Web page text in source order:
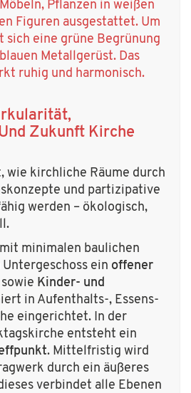
Zukunft Kirche
wie kirchliche Räume durch
und partizipative
werden – ökologisch,
minimalen baulichen
ein offener
sowie Kinder- und
in Aufenthalts-, Essens-
eingerichtet. In der
entsteht ein
. Mittelfristig wird
durch ein äußeres
verbindet alle Ebenen